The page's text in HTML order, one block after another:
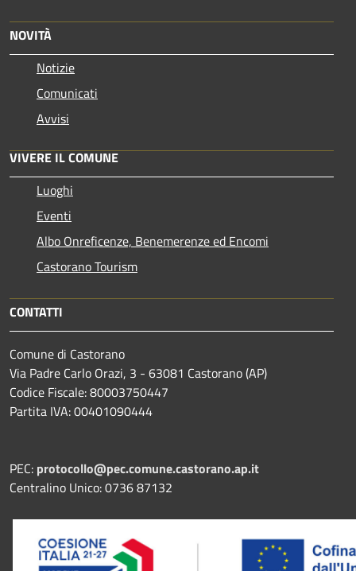
NOVITÀ
Notizie
Comunicati
Avvisi
VIVERE IL COMUNE
Luoghi
Eventi
Albo Onreficenze, Benemerenze ed Encomi
Castorano Tourism
CONTATTI
Comune di Castorano
Via Padre Carlo Orazi, 3 - 63081 Castorano (AP)
Codice Fiscale: 80003750447
Partita IVA: 00401090444
PEC: protocollo@pec.comune.castorano.ap.it
Centralino Unico: 0736 87132